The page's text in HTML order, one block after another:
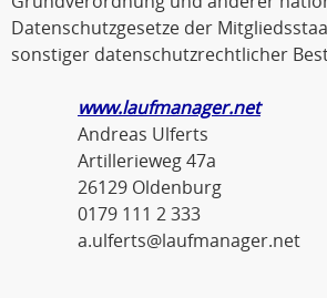
Datenschutzgesetze der
sonstiger datenschutzrechtlicher
www.laufmanager.net
Andreas Ulferts
Artillerieweg 47a
26129 Oldenburg
0179 111 2 333
a.ulferts@laufmanager.net